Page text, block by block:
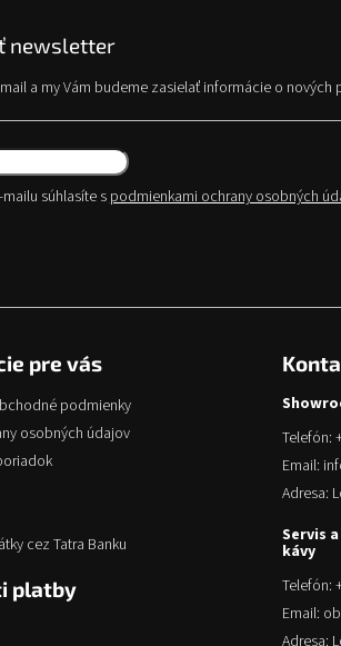
newsletter
a my Vám budeme zasielať informácie o
súhlasíte spodmienkami ochrany osobných
pre vás
podmienky
osobných údajov
cez Tatra Banku
platby
Telefón:
Email:
Adresa:
Servis
kávy
Telefón:
Email: